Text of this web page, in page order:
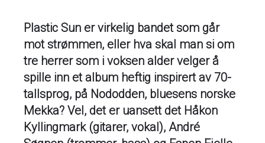
Plastic Sun er virkelig bandet som går
mot strømmen, eller hva skal man si om
tre herrer som i voksen alder velger å
spille inn et album heftig inspirert av 70-
tallsprog, på Nododden, bluesens norske
Mekka? Vel, det er uansett det Håkon
Kyllingmark (gitarer, vokal), André